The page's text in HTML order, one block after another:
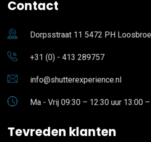
Contact
Dorpsstraat 11 5472 PH
+31 (0) - 413 289757
info@shutterexperience.nl
Ma - Vrij 09:30 – 12:30 uur 13:00
Tevreden klanten